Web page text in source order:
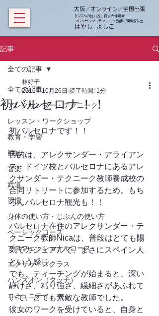
「じぶんの使い方」探求の伴奏者
アレクサンダーテクニーク教師・理学療法士
​ はやし よしこ
大阪／オンライン／全国出張
記事
全ての記事
アレクサンダー・テクニーク
レッスン・ワークショップ
教育・学習
師匠
音楽
武道
習慣
身体の使い方・じぶんの使い方
ベーシックコース
プロフェッショナルコース
エクササイズクラス
ハンズオン（タッチ）
コミュニティ
全ての記事
初バルセロナ！！
林好子
2016年10月26日 読了時間: 1分
初バルセロナです！！
目的は、アレクサンダー・アライアン
ス・ドイツ校とバルセロナにあるアレ
クサンダー・テクニーク教師養成校の
合同リトリートに参加するため。もち
ろんバルセロナ観光も！！
バルセロナ在住のアレクサンダー・テ
クニーク教師Nicaは、普段はとても陽
気でカジュアルで、まさにスペイン人
という感じ。
でも、ティーチングが始まると、深い
静けさ、粘り強さ、繊細さがあふれて
いて、とても素敵な教師でした。
彼女のワークを受けていると、自身と